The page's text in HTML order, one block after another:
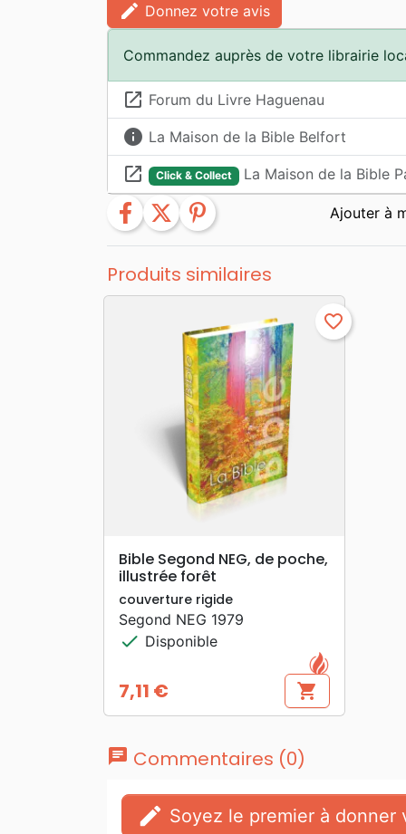
edit Donnez votre avis
Commandez auprès de votre librairie
launch Forum du Livre Haguenau
info La Maison de la Bible Belfort
launch Click & Collect La Maison de la Bible
facebook twitter pinterest
Produits similaires
search APERÇU RAPIDE
favorite_border
Bible Segond NEG, de poche,
illustrée forêt
couverture rigide
Segond NEG 1979
check Disponible
Prix
7,11 € shopping_cart
chat Commentaires (0)
edit Soyez le premier à donner